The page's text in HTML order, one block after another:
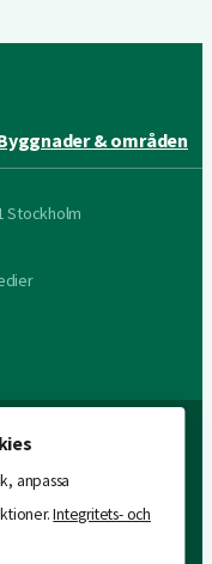
& områden
Stockholm
anpassa
Integritets- och